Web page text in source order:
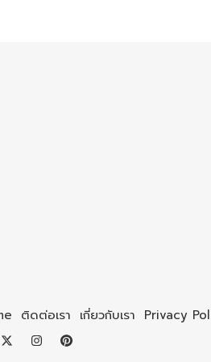
ติดต่อเรา เกี่ยวกับเรา Privacy